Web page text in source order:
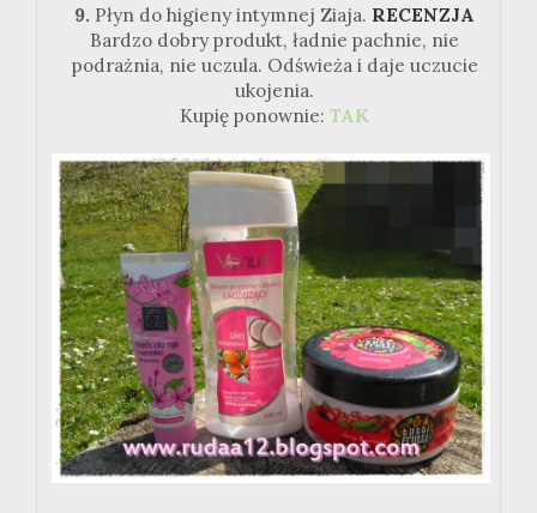
9. Płyn do higieny intymnej Ziaja. RECENZJA
Bardzo dobry produkt, ładnie pachnie, nie
podrażnia, nie uczula. Odświeża i daje uczucie
ukojenia.
Kupię ponownie: TAK